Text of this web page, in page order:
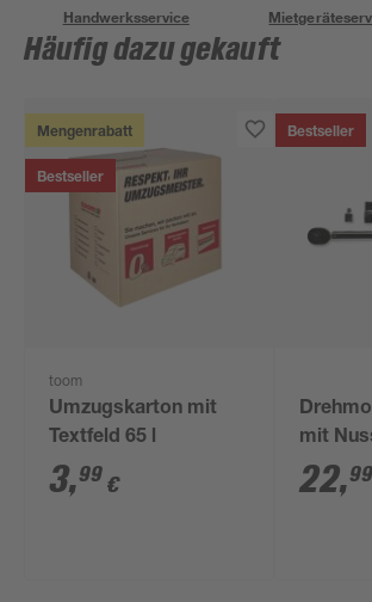
Handwerksservice
Häufig dazu gekauft
Mengenrabatt
Bestseller
toom
Umzugskarton mit
Textfeld 65 l
3,99 €
Bestseller
mit
1/2"
22,99